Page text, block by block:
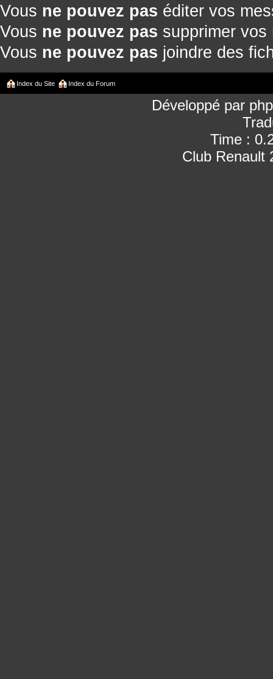
Vous ne pouvez pas éditer vos
Vous ne pouvez pas supprimer vos
Vous ne pouvez pas joindre des
Index du Site Index du Forum
Développé par
Time :
Club Renault